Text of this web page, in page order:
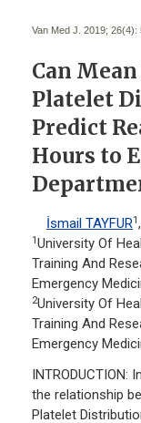
Van Med J. 2019; 26(4):
Can
Platelet
Predict
Hours to
İsmail TAYFUR1,
1University Of
Training And
Emergency
2University Of
Training And
Emergency
the relationship
Platelet